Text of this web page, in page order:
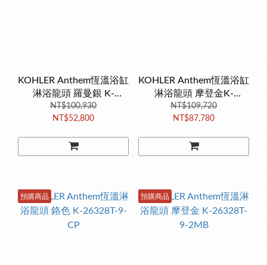
KOHLER Anthem恆溫浴缸
淋浴龍頭 羅曼銀 K-
26327T-9-BN
NT$100,930
NT$52,800
KOHLER Anthem恆溫浴缸
淋浴龍頭 摩登金K-
26327T-9-2MB
NT$109,720
NT$87,780
預購商品 預購商品